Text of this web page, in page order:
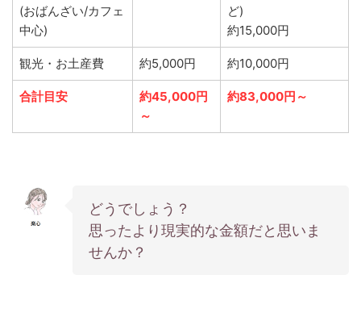
(おばんざい/カフェ
中心)
ど)
約15,000円
観光・お土産費 約5,000円 約10,000円
合計目安
約45,000円
～
約83,000円～
どうでしょう？
思ったより現実的な金額だと思いま
せんか？